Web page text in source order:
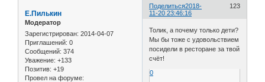
Поделиться 123
2018-
11-20 23:46:16
Е.Пилькин
Модератор
Зарегистрирован: 2014-04-07
Приглашений: 0
Сообщений: 374
Уважение: +133
Позитив: +19
Провел на форуме:
Толик, а почему только дети?
Мы бы тоже с удовольствием
посидели в ресторане за твой
счёт!
0